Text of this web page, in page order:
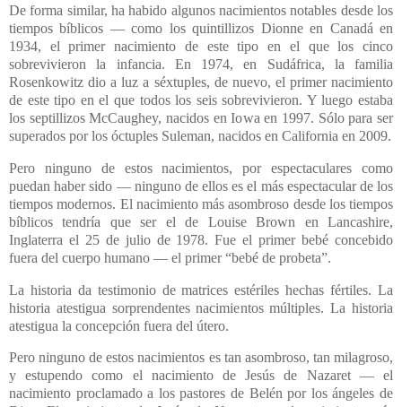
De forma similar, ha habido algunos nacimientos notables desde los
tiempos bíblicos — como los quintillizos Dionne en Canadá en
1934, el primer nacimiento de este tipo en el que los cinco
sobrevivieron la infancia. En 1974, en Sudáfrica, la familia
Rosenkowitz dio a luz a séxtuples, de nuevo, el primer nacimiento
de este tipo en el que todos los seis sobrevivieron. Y luego estaba
los septillizos McCaughey, nacidos en Iowa en 1997. Sólo para ser
superados por los óctuples Suleman, nacidos en California en 2009.
Pero ninguno de estos nacimientos, por espectaculares como
puedan haber sido — ninguno de ellos es el más espectacular de los
tiempos modernos. El nacimiento más asombroso desde los tiempos
bíblicos tendría que ser el de Louise Brown en Lancashire,
Inglaterra el 25 de julio de 1978. Fue el primer bebé concebido
fuera del cuerpo humano — el primer “bebé de probeta”.
La historia da testimonio de matrices estériles hechas fértiles. La
historia atestigua sorprendentes nacimientos múltiples. La historia
atestigua la concepción fuera del útero.
Pero ninguno de estos nacimientos es tan asombroso, tan milagroso,
y estupendo como el nacimiento de Jesús de Nazaret — el
nacimiento proclamado a los pastores de Belén por los ángeles de